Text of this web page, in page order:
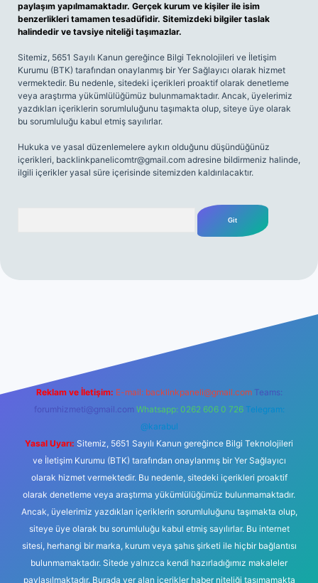
paylaşım yapılmamaktadır. Gerçek kurum ve kişiler ile isim
benzerlikleri tamamen tesadüfidir. Sitemizdeki bilgiler taslak
halindedir ve tavsiye niteliği taşımazlar.
Sitemiz, 5651 Sayılı Kanun gereğince Bilgi Teknolojileri ve İletişim
Kurumu (BTK) tarafından onaylanmış bir Yer Sağlayıcı olarak hizmet
vermektedir. Bu nedenle, sitedeki içerikleri proaktif olarak denetleme
veya araştırma yükümlülüğümüz bulunmamaktadır. Ancak, üyelerimiz
yazdıkları içeriklerin sorumluluğunu taşımakta olup, siteye üye olarak
bu sorumluluğu kabul etmiş sayılırlar.
Hukuka ve yasal düzenlemelere aykırı olduğunu düşündüğünüz
içerikleri, backlinkpanelicomtr@gmail.com adresine bildirmeniz halinde,
ilgili içerikler yasal süre içerisinde sitemizden kaldırılacaktır.
Reklam ve İletişim: E-mail: backlinkpaneli@gmail.com Teams:
forumhizmeti@gmail.com Whatsapp: 0262 606 0 726 Telegram:
@karabul
Yasal Uyarı: Sitemiz, 5651 Sayılı Kanun gereğince Bilgi Teknolojileri
ve İletişim Kurumu (BTK) tarafından onaylanmış bir Yer Sağlayıcı
olarak hizmet vermektedir. Bu nedenle, sitedeki içerikleri proaktif
olarak denetleme veya araştırma yükümlülüğümüz bulunmamaktadır.
Ancak, üyelerimiz yazdıkları içeriklerin sorumluluğunu taşımakta olup,
siteye üye olarak bu sorumluluğu kabul etmiş sayılırlar. Bu internet
sitesi, herhangi bir marka, kurum veya şahıs şirketi ile hiçbir bağlantısı
bulunmamaktadır. Sitede yalnızca kendi hazırladığımız makaleler
paylaşılmaktadır. Burada yer alan içerikler haber niteliği taşımamakta